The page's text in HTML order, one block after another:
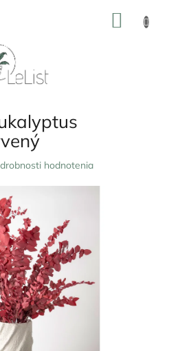
hodnotenia